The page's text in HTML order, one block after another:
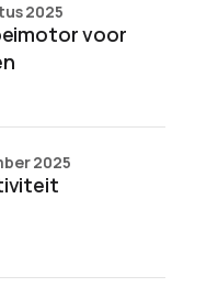
voor
2025
2025